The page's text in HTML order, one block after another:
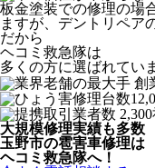
板金塗装での修理の場
ますが、デントリペア
だから
ヘコミ救急隊は
多くの方に選ばれてい
大規模修理実績も多数
玉野市の雹害車修理は
ヘコミ救急隊へ！